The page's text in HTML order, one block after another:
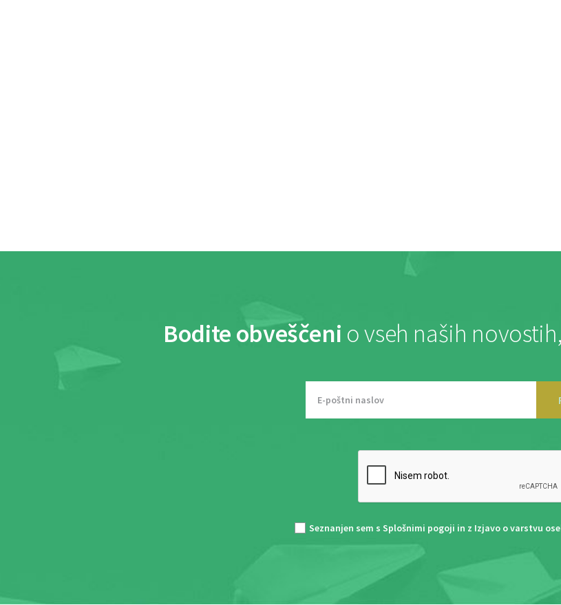
Bodite obveščeni o vseh naših
Seznanjen sem s Splošnimi pogoji in z Izjavo o varstvu